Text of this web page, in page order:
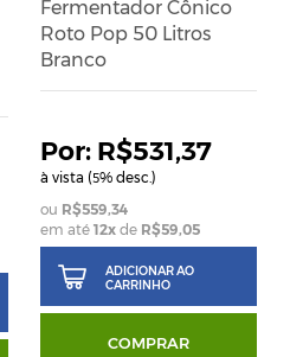
Fermentador Cônico
Roto Pop 50 Litros
Branco
R$531,37
à vista (5% desc.)
R$559,34
em até 12xde R$59,05
ADICIONAR AO
CARRINHO
COMPRAR